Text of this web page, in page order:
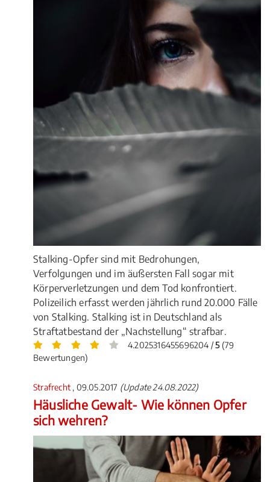
Stalking-Opfer sind mit Bedrohungen,
Verfolgungen und im äußersten Fall sogar mit
Körperverletzungen und dem Tod konfrontiert.
Polizeilich erfasst werden jährlich rund 20.000 Fälle
von Stalking. Stalking ist in Deutschland als
Straftatbestand der „Nachstellung“ strafbar.
4.2025316455696204 /5(79
Bewertungen)
Strafrecht , 09.05.2017 (Update 24.08.2022)
Häusliche Gewalt- Wie können Opfer
sich wehren?